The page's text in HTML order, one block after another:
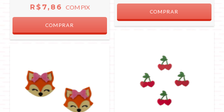
R$7,86 COM PIX